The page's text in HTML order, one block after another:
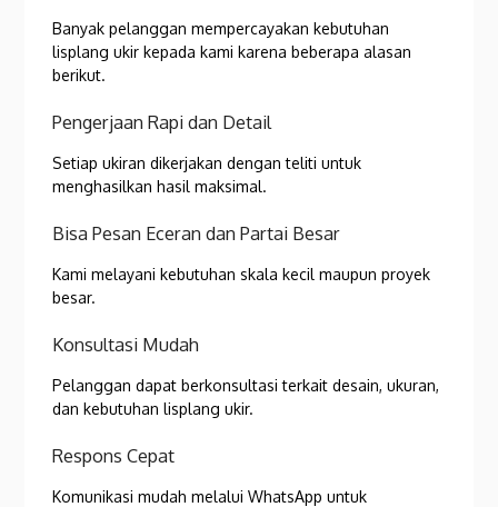
Banyak pelanggan mempercayakan kebutuhan
lisplang ukir kepada kami karena beberapa alasan
berikut.
Pengerjaan Rapi dan Detail
Setiap ukiran dikerjakan dengan teliti untuk
menghasilkan hasil maksimal.
Bisa Pesan Eceran dan Partai Besar
Kami melayani kebutuhan skala kecil maupun proyek
besar.
Konsultasi Mudah
Pelanggan dapat berkonsultasi terkait desain, ukuran,
dan kebutuhan lisplang ukir.
Respons Cepat
Komunikasi mudah melalui WhatsApp untuk